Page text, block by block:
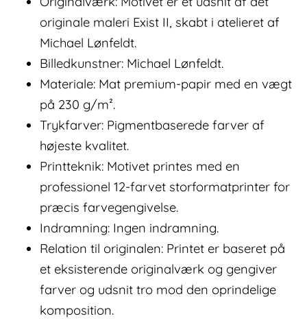
originale maleri Exist II, skabt i atelieret af
Michael Lønfeldt.
Billedkunstner: Michael Lønfeldt.
Materiale: Mat premium-papir med en vægt
på 230 g/m².
Trykfarver: Pigmentbaserede farver af
højeste kvalitet.
Printteknik: Motivet printes med en
professionel 12-farvet storformatprinter for
præcis farvegengivelse.
Indramning: Ingen indramning.
Relation til originalen: Printet er baseret på
et eksisterende originalværk og gengiver
farver og udsnit tro mod den oprindelige
komposition.